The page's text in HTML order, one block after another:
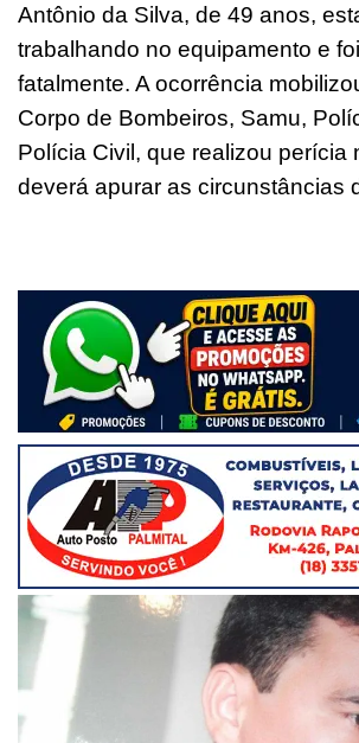
Antônio da Silva, de 49 anos,
trabalhando no equipamento e
fatalmente. A ocorrência
Corpo de Bombeiros, Samu,
Polícia Civil, que realizou perícia
deverá apurar as circunstâncias